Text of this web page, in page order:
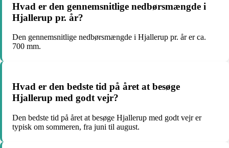
Hvad er den gennemsnitlige nedbørsmængde i
Hjallerup pr. år?
Den gennemsnitlige nedbørsmængde i Hjallerup pr. år er ca.
700 mm.
Hvad er den bedste tid på året at besøge
Hjallerup med godt vejr?
Den bedste tid på året at besøge Hjallerup med godt vejr er
typisk om sommeren, fra juni til august.